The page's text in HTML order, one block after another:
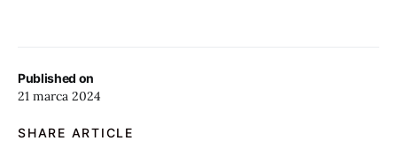
Published on
21 marca 2024
SHARE ARTICLE